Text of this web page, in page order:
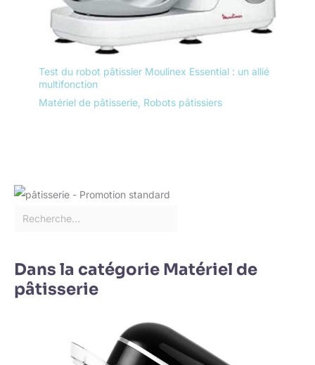
Test du robot pâtissier Moulinex Essential : un allié
multifonction
Matériel de pâtisserie, Robots pâtissiers
Dans la catégorie Matériel de
pâtisserie